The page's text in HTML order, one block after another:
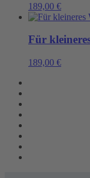
189,00 €
Für
189,00 €